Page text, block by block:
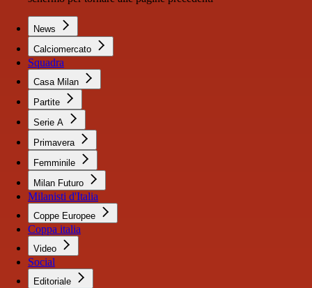
News
Calciomercato
Squadra
Casa Milan
Partite
Serie A
Primavera
Femminile
Milan Futuro
Milanisti d'Italia
Coppe Europee
Coppa italia
Video
Social
Editoriale